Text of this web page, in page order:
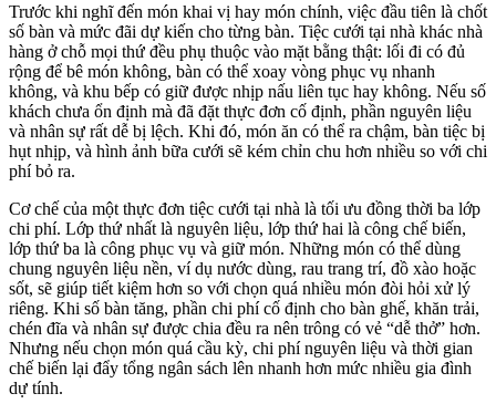
Trước khi nghĩ đến món khai vị hay món chính, việc đầu tiên là chốt
số bàn và mức đãi dự kiến cho từng bàn. Tiệc cưới tại nhà khác nhà
hàng ở chỗ mọi thứ đều phụ thuộc vào mặt bằng thật: lối đi có đủ
rộng để bê món không, bàn có thể xoay vòng phục vụ nhanh
không, và khu bếp có giữ được nhịp nấu liên tục hay không. Nếu số
khách chưa ổn định mà đã đặt thực đơn cố định, phần nguyên liệu
và nhân sự rất dễ bị lệch. Khi đó, món ăn có thể ra chậm, bàn tiệc bị
hụt nhịp, và hình ảnh bữa cưới sẽ kém chỉn chu hơn nhiều so với chi
phí bỏ ra.
Cơ chế của một thực đơn tiệc cưới tại nhà là tối ưu đồng thời ba lớp
chi phí. Lớp thứ nhất là nguyên liệu, lớp thứ hai là công chế biến,
lớp thứ ba là công phục vụ và giữ món. Những món có thể dùng
chung nguyên liệu nền, ví dụ nước dùng, rau trang trí, đồ xào hoặc
sốt, sẽ giúp tiết kiệm hơn so với chọn quá nhiều món đòi hỏi xử lý
riêng. Khi số bàn tăng, phần chi phí cố định cho bàn ghế, khăn trải,
chén đĩa và nhân sự được chia đều ra nên trông có vẻ “dễ thở” hơn.
Nhưng nếu chọn món quá cầu kỳ, chi phí nguyên liệu và thời gian
chế biến lại đẩy tổng ngân sách lên nhanh hơn mức nhiều gia đình
dự tính.